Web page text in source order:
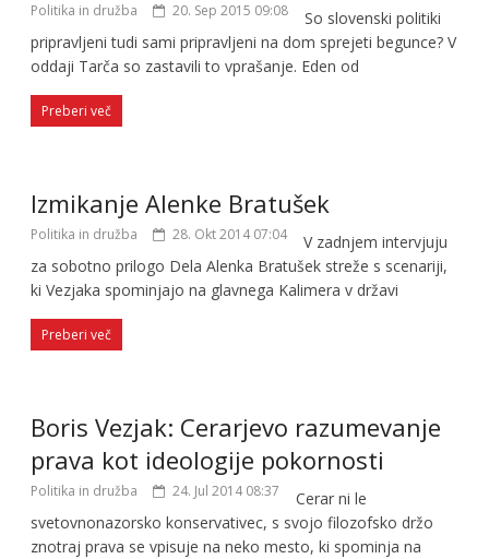
Politika in družba 20. Sep 2015 09:08
So slovenski politiki
pripravljeni tudi sami pripravljeni na dom sprejeti begunce? V
oddaji Tarča so zastavili to vprašanje. Eden od
Preberi več
Izmikanje Alenke Bratušek
Politika in družba 28. Okt 2014 07:04
V zadnjem intervjuju
za sobotno prilogo Dela Alenka Bratušek streže s scenariji,
ki Vezjaka spominjajo na glavnega Kalimera v državi
Preberi več
Boris Vezjak: Cerarjevo razumevanje
prava kot ideologije pokornosti
Politika in družba 24. Jul 2014 08:37
Cerar ni le
svetovnonazorsko konservativec, s svojo filozofsko držo
znotraj prava se vpisuje na neko mesto, ki spominja na